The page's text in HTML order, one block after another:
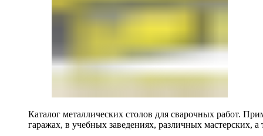
Каталог металлических столов для сварочных работ.
гаражах, в учебных заведениях, различных мастерских, а